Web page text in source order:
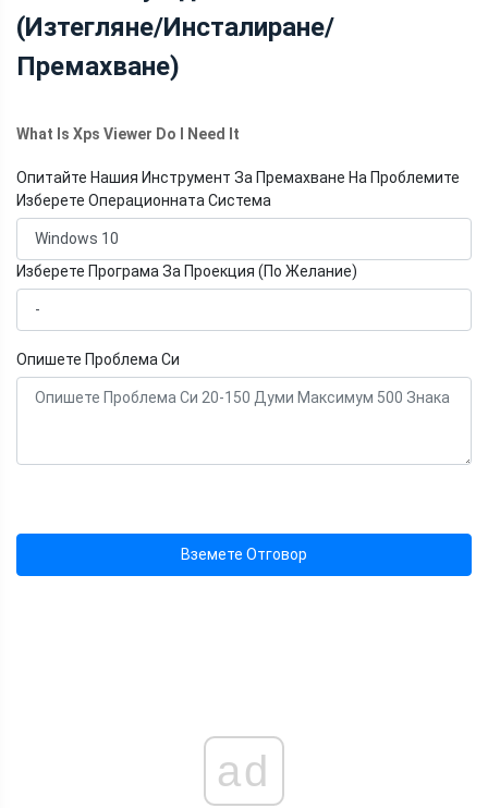
(Изтегляне/Инсталиране/
Премахване)
What Is Xps Viewer Do I Need It
Опитайте Нашия Инструмент За Премахване На Проблемите
Изберете Операционната Система
Изберете Програма За Проекция (По Желание)
Опишете Проблема Си
Вземете Отговор
ad